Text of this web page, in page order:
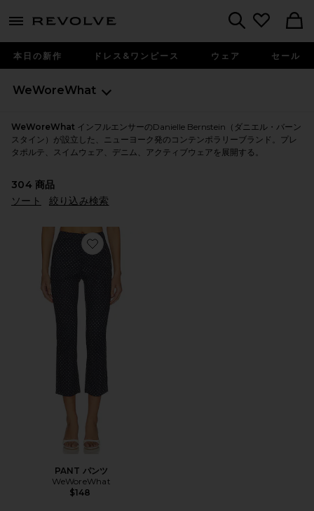
menu - shows more content
本日の新作 ドレス&ワンピース ウェア セール
WeWoreWhat
WeWoreWhat インフルエンサーのDanielle Bernstein（ダニエル・バーン
スタイン）が設立した、ニューヨーク発のコンテンポラリーブランド。プレ
タポルテ、スイムウェア、デニム、アクティブウェアを展開する。
304商品
ソート
絞り込み検索
Favorite PANT パンツ
PANT パンツ
WeWoreWhat
$148